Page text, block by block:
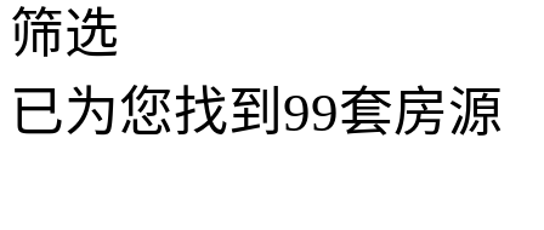
筛选
已为您找到 99套房源